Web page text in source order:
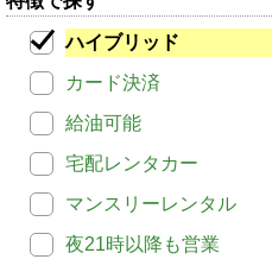
ハイブリッド
カード決済
給油可能
宅配レンタカー
マンスリーレンタル
夜21時以降も営業